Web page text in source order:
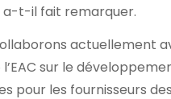
a-t-il fait remarquer.
actuellement
sur le
pour les fournisseurs